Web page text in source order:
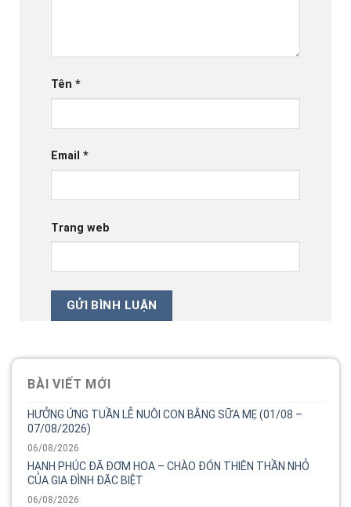
Tên *
Email *
Trang web
BÀI VIẾT MỚI
HƯỞNG ỨNG TUẦN LỄ NUÔI CON BẰNG SỮA MẸ (01/08 –
07/08/2026)
06/08/2026
HẠNH PHÚC ĐÃ ĐƠM HOA – CHÀO ĐÓN THIÊN THẦN NHỎ
CỦA GIA ĐÌNH ĐẶC BIỆT
06/08/2026